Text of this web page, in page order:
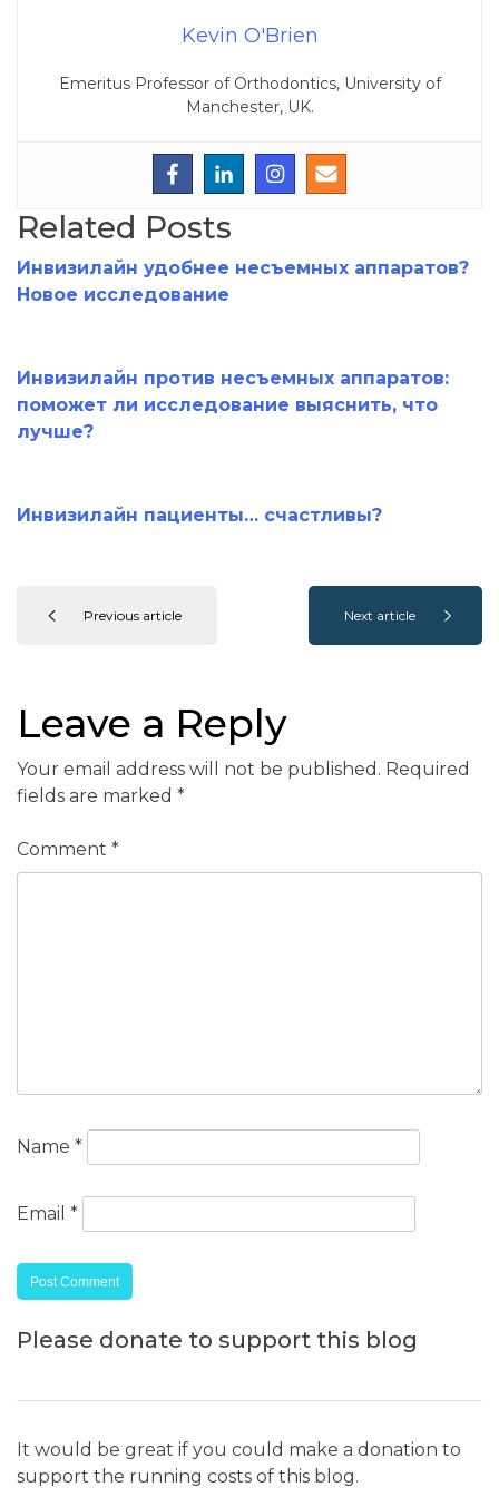
Kevin O'Brien
Emeritus Professor of Orthodontics, University of
Manchester, UK.
Related Posts
Инвизилайн удобнее несъемных аппаратов?
Новое исследование
Инвизилайн против несъемных аппаратов:
поможет ли исследование выяснить, что
лучше?
Инвизилайн пациенты… счастливы?
Previous article Next article
Leave a Reply
Your email address will not be published. Required
fields are marked *
Comment *
Name *
Email *
Please donate to support this blog
It would be great if you could make a donation to
support the running costs of this blog.